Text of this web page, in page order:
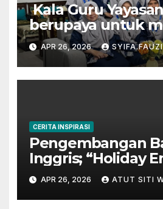
Kala Guru
berupaya untuk
Al-Qur’an
APR 26, 2026
CERITA INSPIRASI
Pengembangan
Inggris; “Holiday
Program” di
Inggris-Pare
APR 26, 2026 ATUT SITI